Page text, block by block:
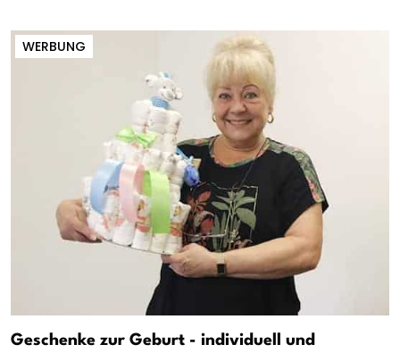
WERBUNG
Geschenke zur Geburt - individuell und